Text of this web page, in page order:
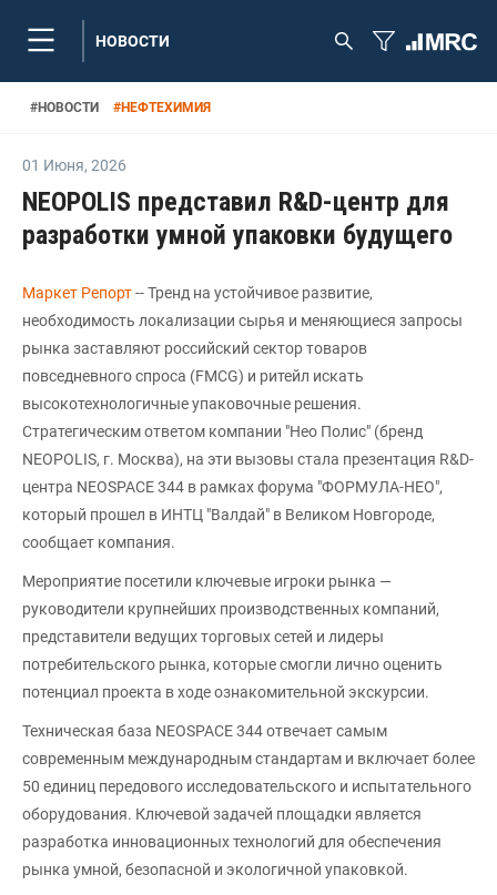
НОВОСТИ
#НОВОСТИ #НЕФТЕХИМИЯ
01 Июня, 2026
NEOPOLIS представил R&D-центр для
разработки умной упаковки будущего
Маркет Репорт-- Тренд на устойчивое развитие,
необходимость локализации сырья и меняющиеся запросы
рынка заставляют российский сектор товаров
повседневного спроса (FMCG) и ритейл искать
высокотехнологичные упаковочные решения.
Стратегическим ответом компании "Нео Полис" (бренд
NEOPOLIS, г. Москва), на эти вызовы стала презентация R&D-
центра NEOSPACE 344 в рамках форума "ФОРМУЛА-НЕО",
который прошел в ИНТЦ "Валдай" в Великом Новгороде,
сообщает компания.
Мероприятие посетили ключевые игроки рынка —
руководители крупнейших производственных компаний,
представители ведущих торговых сетей и лидеры
потребительского рынка, которые смогли лично оценить
потенциал проекта в ходе ознакомительной экскурсии.
Техническая база NEOSPACE 344 отвечает самым
современным международным стандартам и включает более
50 единиц передового исследовательского и испытательного
оборудования. Ключевой задачей площадки является
разработка инновационных технологий для обеспечения
рынка умной, безопасной и экологичной упаковкой.